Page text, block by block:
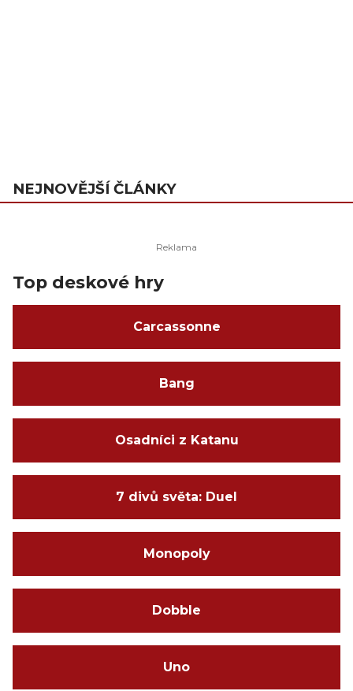
NEJNOVĚJŠÍ ČLÁNKY
Top deskové hry
Carcassonne
Bang
Osadníci z Katanu
7 divů světa: Duel
Monopoly
Dobble
Uno